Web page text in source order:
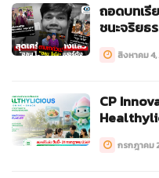
ถอดบทเรี
ชนะจริยธ
สิงหาคม
CP
กรกฎาคม